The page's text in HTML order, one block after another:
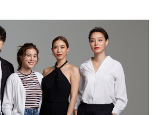
ญจนา” แห่งบ้าน “ไอดอลแฟคทอ
ทที่เคยฝากผลงานซีรีส์วายสาย
หลงรักเดอะซีรีส์” ให้หลายคนได้ฟิน